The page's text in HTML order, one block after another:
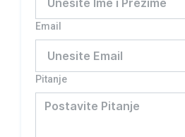
Email
Pitanje